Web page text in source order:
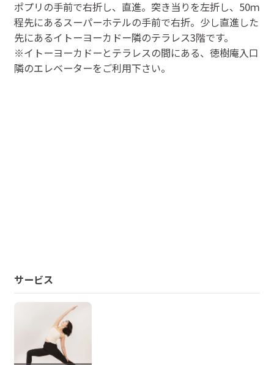
ポプリの手前で右折し、直進。突き当りを左折し、50ｍ
程先にあるスーパーホテルの手前で右折。少し直進した
先にあるイトーヨーカドー隣のテラレス3階です。
※イトーヨーカドーとテラレスの間にある、徳樹庵入口
隣のエレベーターをご利用下さい。
サービス